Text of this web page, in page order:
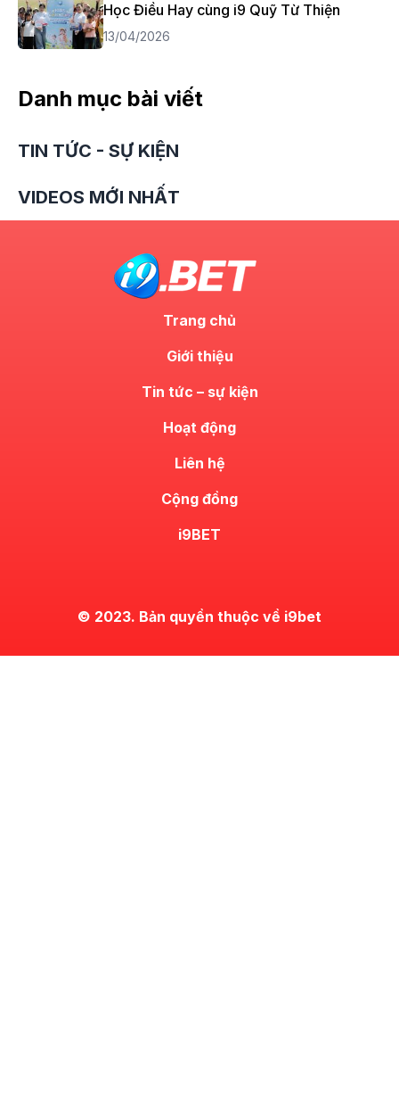
Học Điều Hay cùng i9 Quỹ Từ Thiện
13/04/2026
Danh mục bài viết
TIN TỨC - SỰ KIỆN
VIDEOS MỚI NHẤT
Trang chủ
Giới thiệu
Tin tức – sự kiện
Hoạt động
Liên hệ
Cộng đồng
i9BET
© 2023. Bản quyền thuộc về i9bet